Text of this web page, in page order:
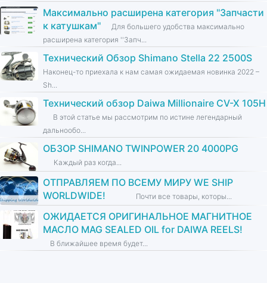
Максимально расширена категория ''Запчасти
к катушкам''
Для большего удобства максимально
расширена категория ''Запч...
Технический Обзор Shimano Stella 22 2500S
Наконец-то приехала к нам самая ожидаемая новинка 2022 –
Sh...
Технический обзор Daiwa Millionaire CV-X 105H
В этой статье мы рассмотрим по истине легендарный
дальнообо...
ОБЗОР SHIMANO TWINPOWER 20 4000PG
Каждый раз когда...
ОТПРАВЛЯЕМ ПО ВСЕМУ МИРУ WE SHIP
WORLDWIDE!
Почти все товары, которы...
ОЖИДАЕТСЯ ОРИГИНАЛЬНОЕ МАГНИТНОЕ
МАСЛО MAG SEALED OIL for DAIWA REELS!
В ближайшее время будет...